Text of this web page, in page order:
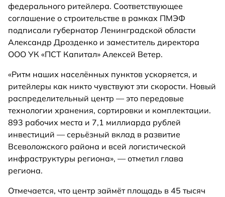
федерального ритейлера. Соответствующее
соглашение о строительстве в рамках ПМЭФ
подписали губернатор Ленинградской области
Александр Дрозденко и заместитель директора
ООО УК «ПСТ Капитал» Алексей Ветер.
«Ритм наших населённых пунктов ускоряется, и
ритейлеры как никто чувствуют эти скорости. Новый
распределительный центр — это передовые
технологии хранения, сортировки и комплектации.
893 рабочих места и 7,1 миллиарда рублей
инвестиций — серьёзный вклад в развитие
Всеволожского района и всей логистической
инфраструктуры региона», — отметил глава
региона.
Отмечается, что центр займёт площадь в 45 тысяч